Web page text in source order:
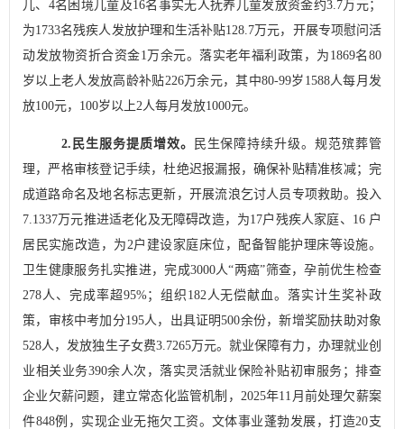
儿、 4名困境儿童及16名事实无人抚养儿童发放资金约3.7万元；
为1733名残疾人发放护理和生活补贴128.7万元，开展专项慰问活
动发放物资折合资金1 万余元。落实老年福利政策，为 1869名 80
岁以上老人发放高龄补贴226万余元，其中80-99岁 1588人每月发
放100元， 100岁以上2人每月发放1000元。
2. 民生服务提质增效。
民生保障持续升级。规范殡葬管
理，严格审核登记手续，杜绝迟报漏报，确保补贴精准核减；完
成道路命名及地名标志更新，开展流浪乞讨人员专项救助。投入
7.1337万元推进适老化及无障碍改造，为17户残疾人家庭、 16 户
居民实施改造，为2户建设家庭床位，配备智能护理床等设施。
卫生健康服务扎实推进，完成3000人“两癌”筛查，孕前优生检查
278人、完成率超95%；组织 182人无偿献血。落实计生奖补政
策，审核中考加分195人，出具证明500余份，新增奖励扶助对象
528人，发放独生子女费3.7265万元。就业保障有力，办理就业创
业相关业务390余人次，落实灵活就业保险补贴初审服务；排查
企业欠薪问题，建立常态化监管机制， 2025年11 月前处理欠薪案
件848例，实现企业无拖欠工资。文体事业蓬勃发展，打造20支